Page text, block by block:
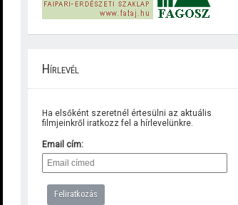
Hírlevél
Ha elsőként szeretnél értesülni az aktuális
filmjeinkről iratkozz fel a hírlevelünkre.
Email cím: